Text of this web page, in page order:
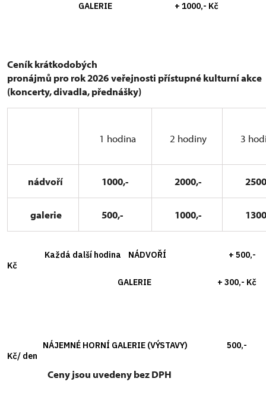
GALERIE + 1000,- Kč
Ceník krátkodobých
pronájmů pro rok 2026veřejnosti přístupné kulturní akce
(koncerty, divadla, přednášky)
1 hodina 2 hodiny 3
nádvoří 1000,- 2000,-
galerie 500,- 1000,-
Každá další hodina NÁDVOŘÍ + 500,-
Kč
GALERIE + 300,- Kč
NÁJEMNÉ HORNÍ GALERIE (VÝSTAVY) 500,-
Kč/ den
Ceny jsou uvedeny bez DPH